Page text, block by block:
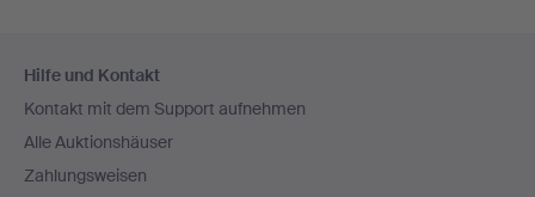
Navigation
Hilfe und Kontakt
Kontakt mit dem Support aufnehmen
Alle Auktionshäuser
Zahlungsweisen